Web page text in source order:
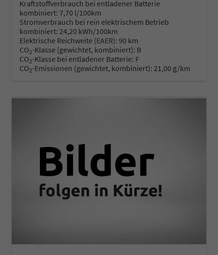
Kraftstoffverbrauch bei entladener Batterie
kombiniert: 7,70 l/100km
Stromverbrauch bei rein elektrischem Betrieb
kombiniert: 24,20 kWh/100km
Elektrische Reichweite (EAER): 90 km
CO2-Klasse (gewichtet, kombiniert): B
CO2-Klasse bei entladener Batterie: F
CO2-Emissionen (gewichtet, kombiniert): 21,00 g/km